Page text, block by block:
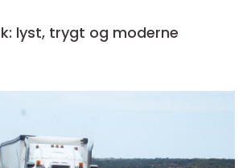
lyst, trygt og moderne